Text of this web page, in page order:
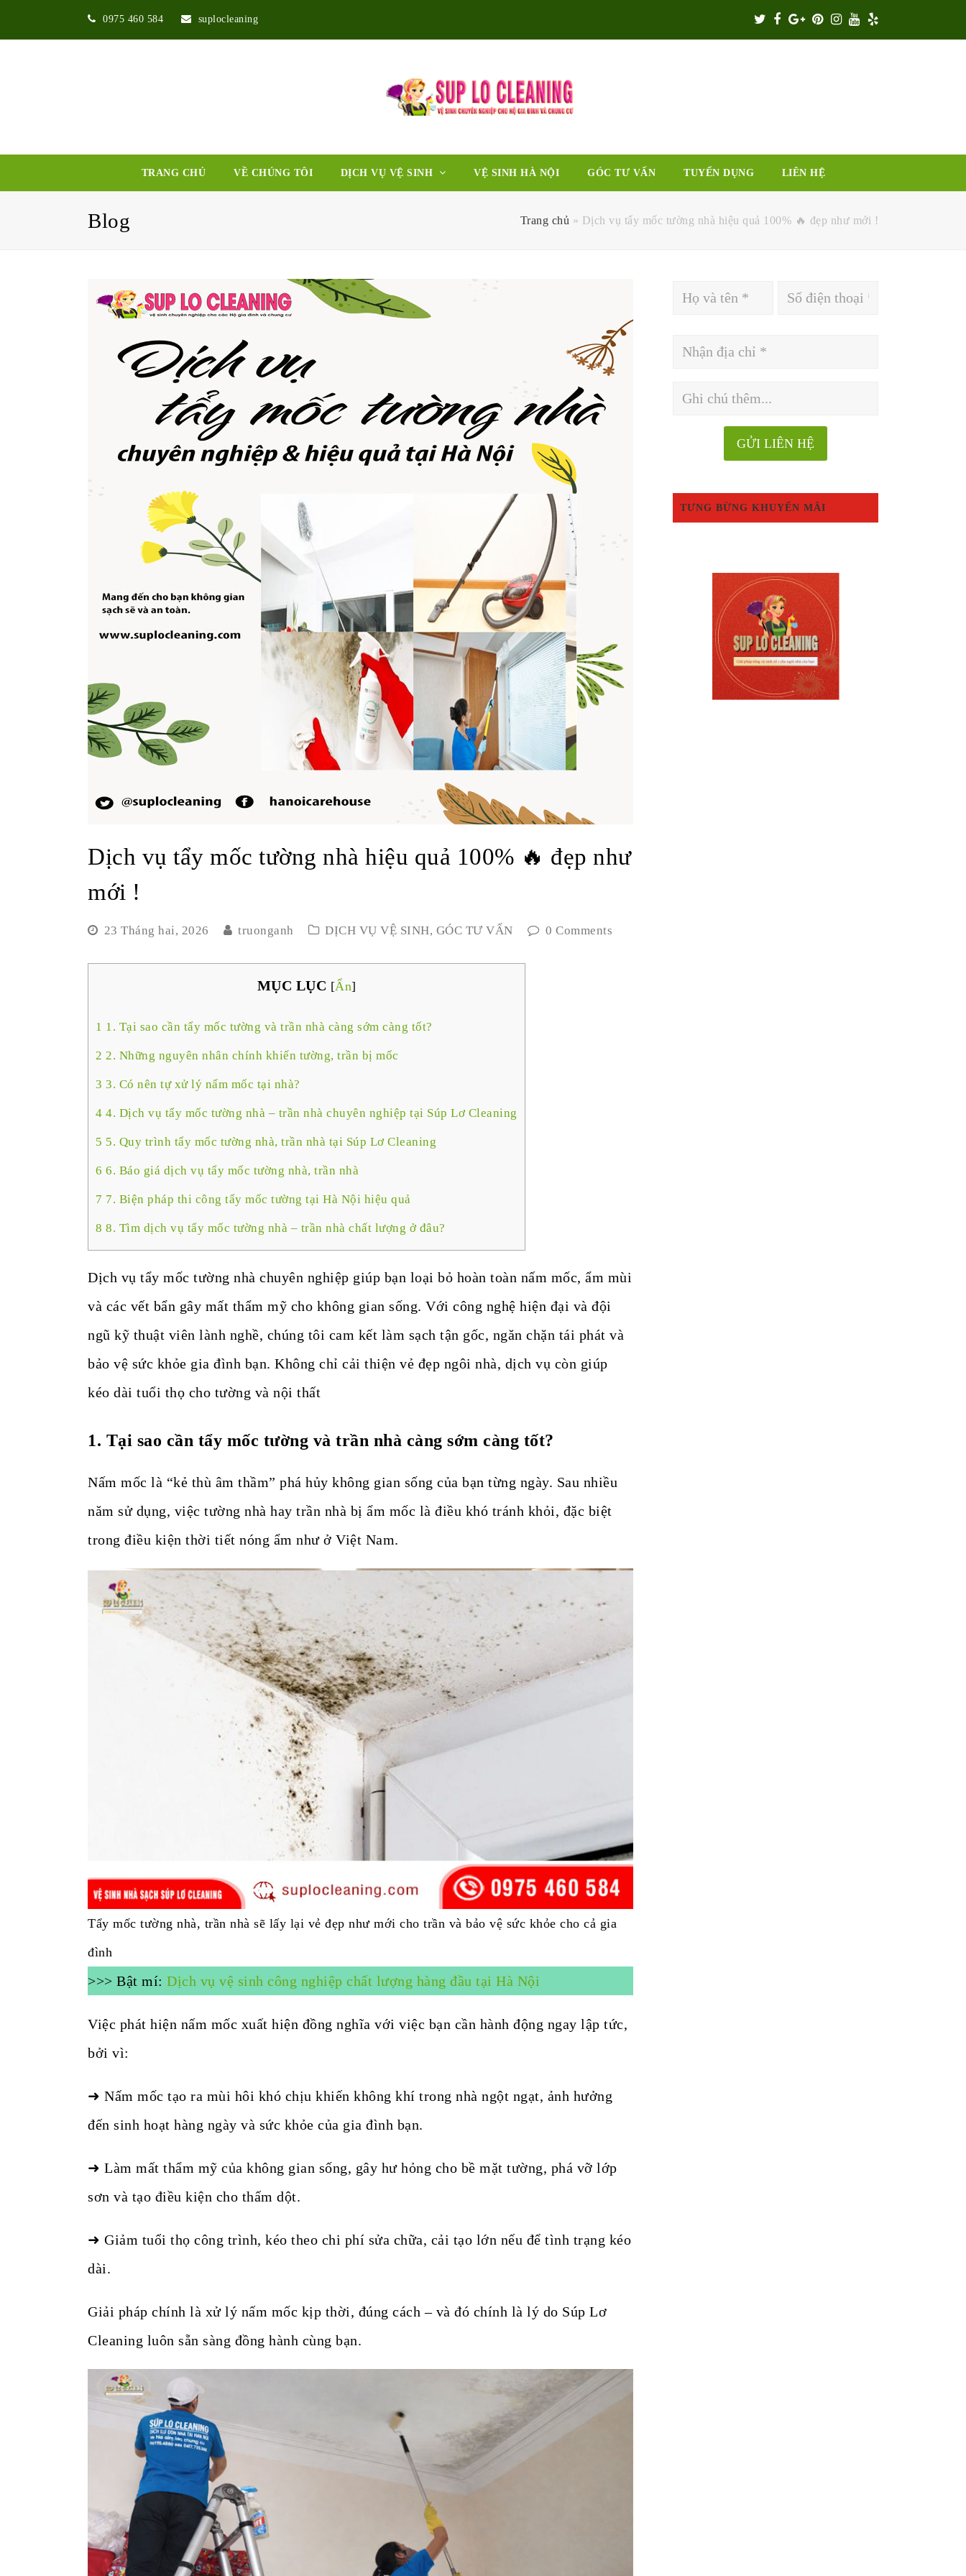
0975 460 584 suplocleaning Twitter
Facebook
Google
Plus
Pinterest
Instagram
Youtube
Yelp
TRANG CHỦ VỀ CHÚNG TÔI DỊCH VỤ VỆ SINH VỆ SINH HÀ NỘI GÓC TƯ VẤN TUYỂN DỤNG LIÊN HỆ
Blog Trang chủ » Dịch vụ tẩy mốc tường nhà hiệu quả 100% 🔥 đẹp như mới !
Dịch vụ tẩy mốc tường nhà hiệu quả 100% 🔥 đẹp như
mới !
23 Tháng hai, 2026 truonganh DỊCH VỤ VỆ SINH, GÓC TƯ VẤN 0 Comments
MỤC LỤC [Ẩn]
1 1. Tại sao cần tẩy mốc tường và trần nhà càng sớm càng tốt?
2 2. Những nguyên nhân chính khiến tường, trần bị mốc
3 3. Có nên tự xử lý nấm mốc tại nhà?
4 4. Dịch vụ tẩy mốc tường nhà – trần nhà chuyên nghiệp tại Súp Lơ Cleaning
5 5. Quy trình tẩy mốc tường nhà, trần nhà tại Súp Lơ Cleaning
6 6. Báo giá dịch vụ tẩy mốc tường nhà, trần nhà
7 7. Biện pháp thi công tẩy mốc tường tại Hà Nội hiệu quả
8 8. Tìm dịch vụ tẩy mốc tường nhà – trần nhà chất lượng ở đâu?
Dịch vụ tẩy mốc tường nhà chuyên nghiệp giúp bạn loại bỏ hoàn toàn nấm mốc, ẩm mùi
và các vết bẩn gây mất thẩm mỹ cho không gian sống. Với công nghệ hiện đại và đội
ngũ kỹ thuật viên lành nghề, chúng tôi cam kết làm sạch tận gốc, ngăn chặn tái phát và
bảo vệ sức khỏe gia đình bạn. Không chỉ cải thiện vẻ đẹp ngôi nhà, dịch vụ còn giúp
kéo dài tuổi thọ cho tường và nội thất
1. Tại sao cần tẩy mốc tường và trần nhà càng sớm càng tốt?
Nấm mốc là “kẻ thù âm thầm” phá hủy không gian sống của bạn từng ngày. Sau nhiều
năm sử dụng, việc tường nhà hay trần nhà bị ẩm mốc là điều khó tránh khỏi, đặc biệt
trong điều kiện thời tiết nóng ẩm như ở Việt Nam.
Tẩy mốc tường nhà, trần nhà sẽ lấy lại vẻ đẹp như mới cho trần và bảo vệ sức khỏe cho cả gia
đình
>>> Bật mí: Dịch vụ vệ sinh công nghiệp chất lượng hàng đầu tại Hà Nội
Việc phát hiện nấm mốc xuất hiện đồng nghĩa với việc bạn cần hành động ngay lập tức,
bởi vì:
➜ Nấm mốc tạo ra mùi hôi khó chịu khiến không khí trong nhà ngột ngạt, ảnh hưởng
đến sinh hoạt hàng ngày và sức khỏe của gia đình bạn.
➜ Làm mất thẩm mỹ của không gian sống, gây hư hỏng cho bề mặt tường, phá vỡ lớp
sơn và tạo điều kiện cho thấm dột.
➜ Giảm tuổi thọ công trình, kéo theo chi phí sửa chữa, cải tạo lớn nếu để tình trạng kéo
dài.
Giải pháp chính là xử lý nấm mốc kịp thời, đúng cách – và đó chính là lý do Súp Lơ
Cleaning luôn sẵn sàng đồng hành cùng bạn.
TƯNG BỪNG KHUYẾN MÃI